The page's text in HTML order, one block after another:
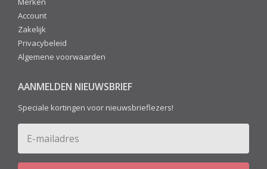
Account
Zakelijk
Privacybeleid
Algemene voorwaarden
AANMELDEN NIEUWSBRIEF
Speciale kortingen voor nieuwsbrieflezers!